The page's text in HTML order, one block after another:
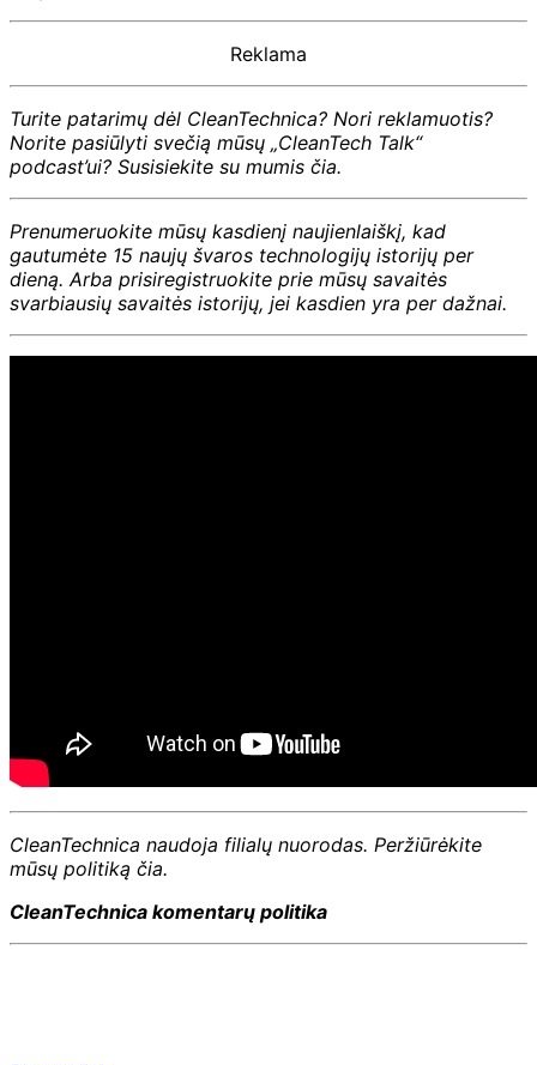
Reklama
Turite patarimų dėl CleanTechnica? Nori reklamuotis?
Norite pasiūlyti svečią mūsų „CleanTech Talk“
podcast’ui? Susisiekite su mumis čia.
Prenumeruokite mūsų kasdienį naujienlaiškį, kad
gautumėte 15 naujų švaros technologijų istorijų per
dieną. Arba prisiregistruokite prie mūsų savaitės
svarbiausių savaitės istorijų, jei kasdien yra per dažnai.
CleanTechnica naudoja filialų nuorodas. Peržiūrėkite
mūsų politiką čia.
CleanTechnica komentarų politika